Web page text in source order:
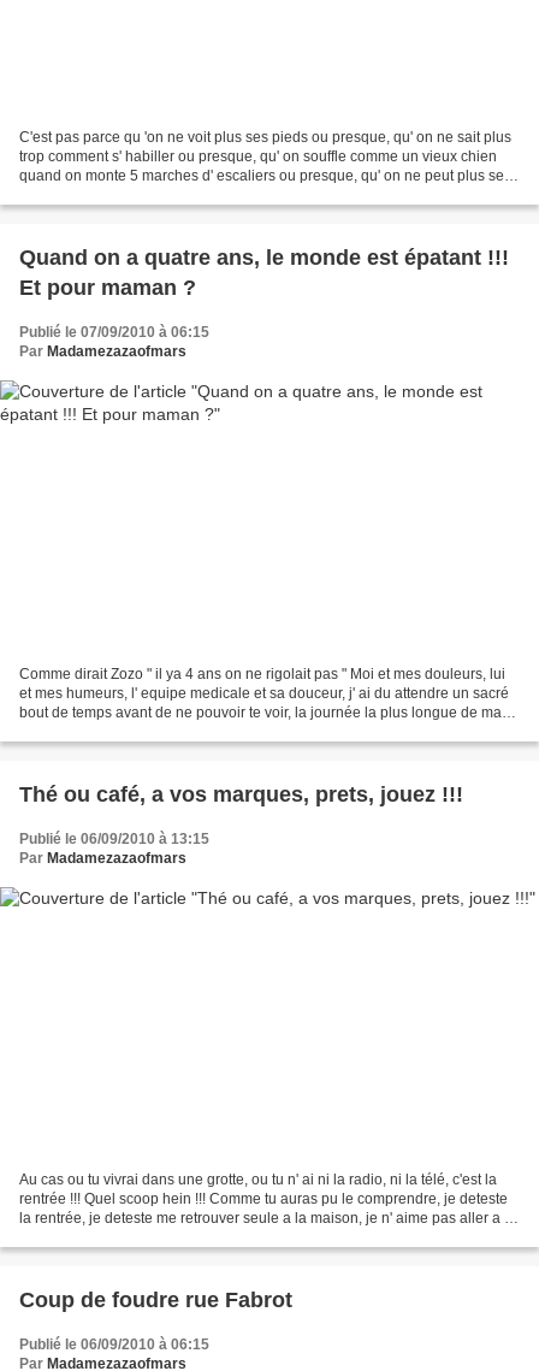
C'est pas parce qu 'on ne voit plus ses pieds ou presque, qu' on ne sait plus
trop comment s' habiller ou presque, qu' on souffle comme un vieux chien
quand on monte 5 marches d' escaliers ou presque, qu' on ne peut plus se
Quand on a quatre ans, le monde est épatant !!!
Et pour maman ?
Publié le 07/09/2010 à 06:15
Par Madamezazaofmars
Comme dirait Zozo " il ya 4 ans on ne rigolait pas " Moi et mes douleurs, lui
et mes humeurs, l' equipe medicale et sa douceur, j' ai du attendre un sacré
bout de temps avant de ne pouvoir te voir, la journée la plus longue de ma
Thé ou café, a vos marques, prets, jouez !!!
Publié le 06/09/2010 à 13:15
Par Madamezazaofmars
Au cas ou tu vivrai dans une grotte, ou tu n' ai ni la radio, ni la télé, c'est la
rentrée !!! Quel scoop hein !!! Comme tu auras pu le comprendre, je deteste
la rentrée, je deteste me retrouver seule a la maison, je n' aime pas aller a l'
Coup de foudre rue Fabrot
Publié le 06/09/2010 à 06:15
Par Madamezazaofmars